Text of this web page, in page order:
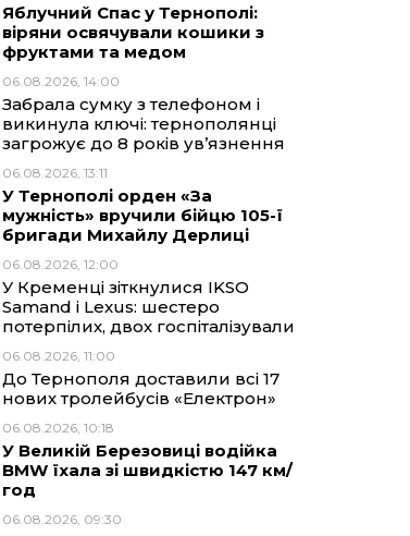
Яблучний Спас у Тернополі:
віряни освячували кошики з
фруктами та медом
06.08.2026, 14:00
Забрала сумку з телефоном і
викинула ключі: тернополянці
загрожує до 8 років ув’язнення
06.08.2026, 13:11
У Тернополі орден «За
мужність» вручили бійцю 105-ї
бригади Михайлу Дерлиці
06.08.2026, 12:00
У Кременці зіткнулися IKSO
Samand і Lexus: шестеро
потерпілих, двох госпіталізували
06.08.2026, 11:00
До Тернополя доставили всі 17
нових тролейбусів «Електрон»
06.08.2026, 10:18
У Великій Березовиці водійка
BMW їхала зі швидкістю 147 км/
год
06.08.2026, 09:30